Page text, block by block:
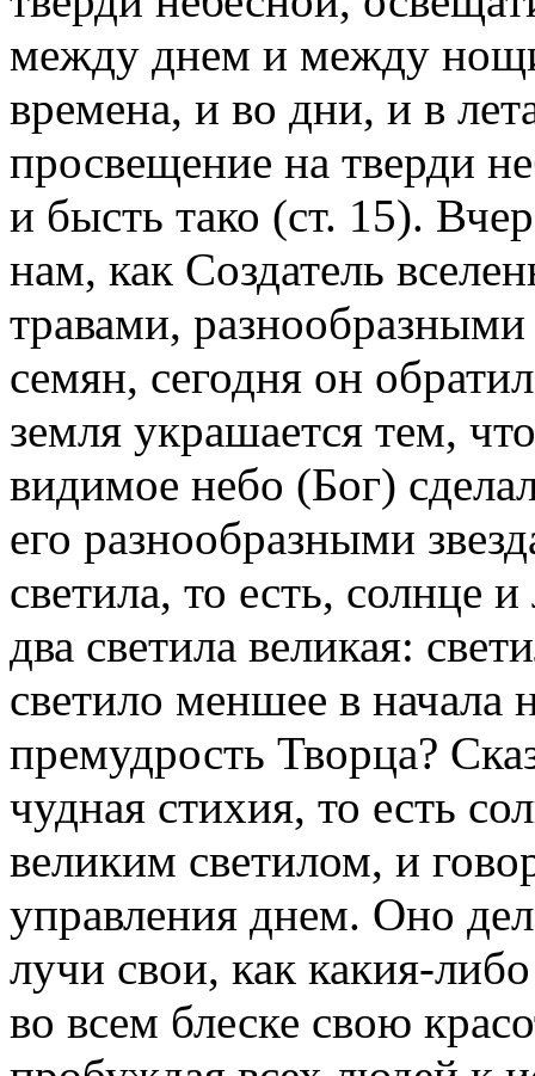
между днем и между
времена, и во дни, и в
просвещение на тверди
и бысть тако (ст. 15).
нам, как Создатель
травами,
семян, сегодня он
земля украшается тем,
видимое небо (Бог)
его разнообразными
светила, то есть, солнце
два светила великая:
светило меншее в
премудрость Творца?
чудная стихия, то есть
великим светилом, и
управления днем. Оно
лучи свои, как какия-
во всем блеске свою